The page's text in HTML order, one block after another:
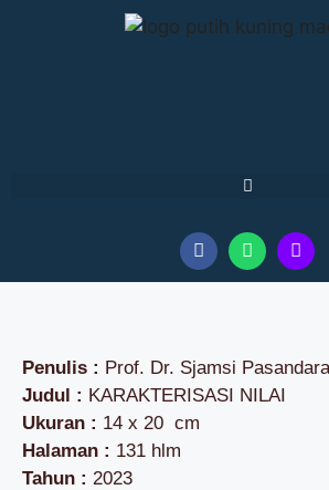
Penulis : Prof. Dr. Sjamsi
Judul : KARAKTERISASI NILAI
Ukuran : 14 x 20 cm
Halaman : 131 hlm
Tahun : 2023